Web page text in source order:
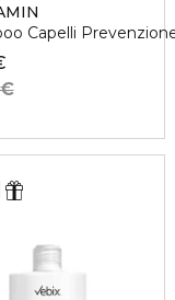
Travel
Capelli